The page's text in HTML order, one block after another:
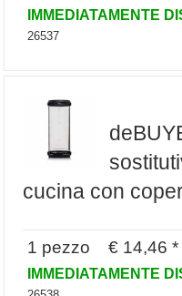
IMMEDIATAMENTE
26537
cucina con
1 pezzo € 14,46 *
IMMEDIATAMENTE